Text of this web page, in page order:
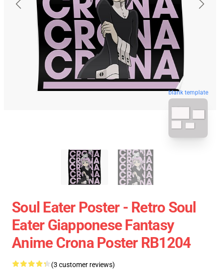
blank template
Soul Eater Poster - Retro Soul
Eater Giapponese Fantasy
Anime Crona Poster RB1204
(3 customer reviews)